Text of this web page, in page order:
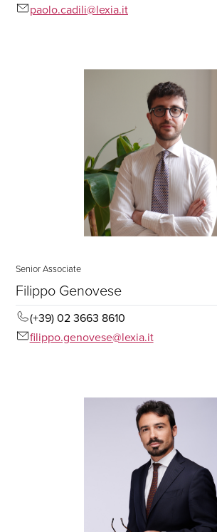
paolo.cadili@lexia.it
Senior Associate
Filippo Genovese
(+39) 02 3663 8610
filippo.genovese@lexia.it